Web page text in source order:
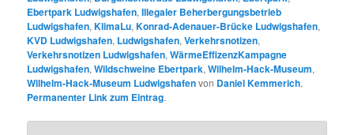
Ebertpark Ludwigshafen,Illegaler Beherbergungsbetrieb
Ludwigshafen,KlimaLu,Konrad-Adenauer-Brücke Ludwigshafen,
KVD Ludwigshafen, Ludwigshafen,Verkehrsnotizen,
Verkehrsnotizen Ludwigshafen,WärmeEffizenzKampagne
Ludwigshafen,Wildschweine Ebertpark,Wilhelm-Hack-Museum,
Wilhelm-Hack-Museum Ludwigshafenvon Daniel Kemmerich.
Permanenter Link zum Eintrag.